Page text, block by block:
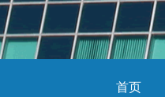
首页